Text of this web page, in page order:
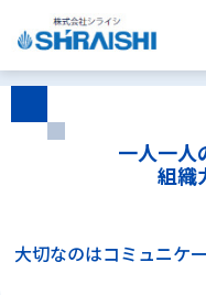
一人一人
組織
大切なのはコミュニケ